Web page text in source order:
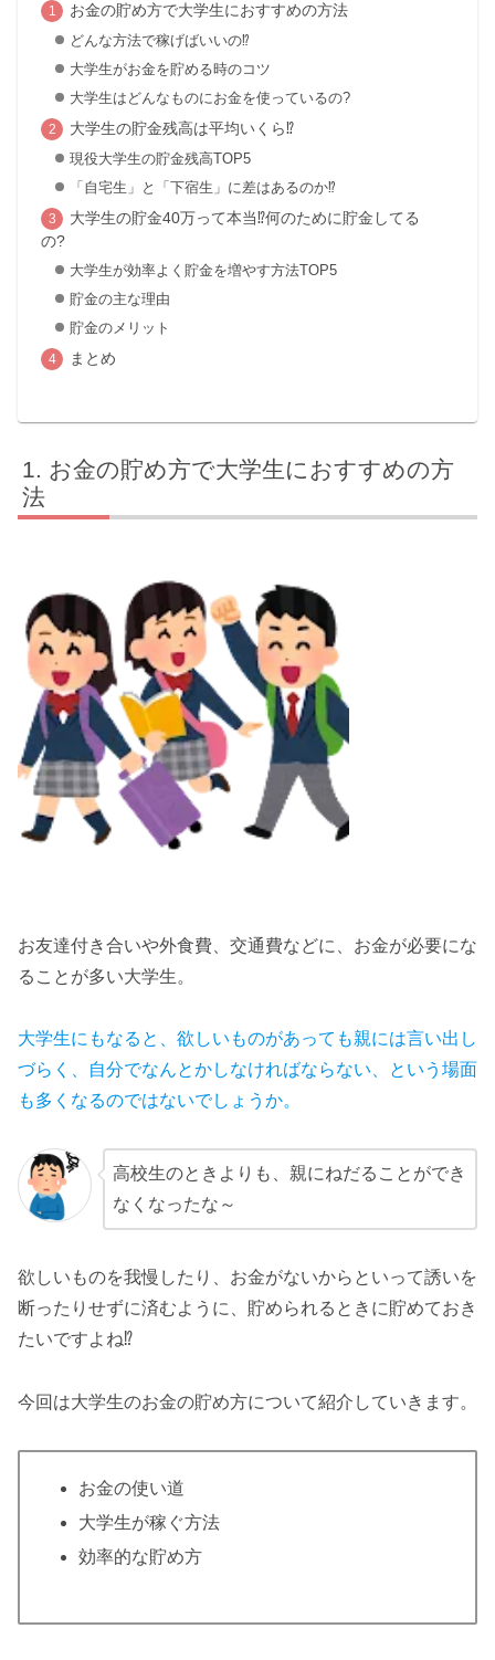
お金の貯め方で大学生におすすめの方法
どんな方法で稼げばいいの⁉
大学生がお金を貯める時のコツ
大学生はどんなものにお金を使っているの?
大学生の貯金残高は平均いくら⁉
現役大学生の貯金残高TOP5
「自宅生」と「下宿生」に差はあるのか⁉
大学生の貯金40万って本当⁉何のために貯金してる
の?
大学生が効率よく貯金を増やす方法TOP5
貯金の主な理由
貯金のメリット
まとめ
お金の貯め方で大学生におすすめの方
法
お友達付き合いや外食費、交通費などに、お金が必要にな
ることが多い大学生。
大学生にもなると、欲しいものがあっても親には言い出し
づらく、自分でなんとかしなければならない、という場面
も多くなるのではないでしょうか。
高校生のときよりも、親にねだることができ
なくなったな～
欲しいものを我慢したり、お金がないからといって誘いを
断ったりせずに済むように、貯められるときに貯めておき
たいですよね⁉
今回は大学生のお金の貯め方について紹介していきます。
お金の使い道
大学生が稼ぐ方法
効率的な貯め方